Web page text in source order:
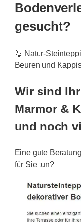
gesucht?
🥇 Natur-
Beuren und
Wir sind
Marmor &
und noch
Eine gute
für Sie tun?